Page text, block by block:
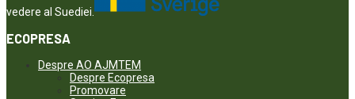
vedere al Suediei.
ECOPRESA
Despre AO AJMTEM
Despre Ecopresa
Promovare